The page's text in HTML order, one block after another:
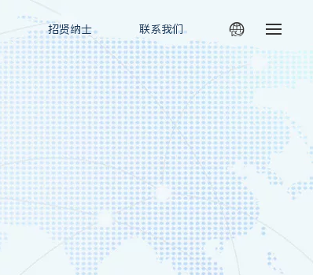
招贤纳士 联系我们